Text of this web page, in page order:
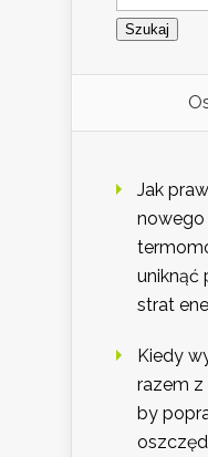
Jak
nowego
uniknąć
strat
Kiedy
razem z
by